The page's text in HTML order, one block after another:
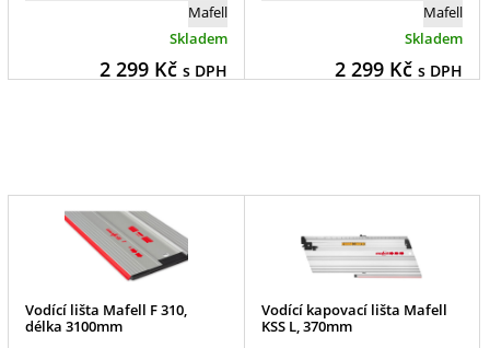
Mafell
Skladem
2 299Kč s DPH
Mafell
Skladem
2 299Kč s DPH
Vodící lišta Mafell F 310,
délka 3100mm
Vodící kapovací lišta Mafell
KSS L, 370mm